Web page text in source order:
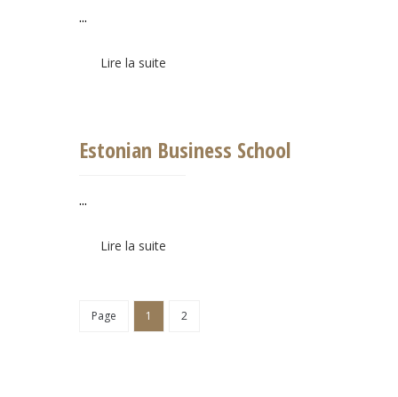
...
Lire la suite
Estonian Business School
...
Lire la suite
Page 1 2